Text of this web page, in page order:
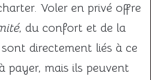
Voler en privé offre
, du confort et de la
directement liés à ce
payer, mais ils peuvent